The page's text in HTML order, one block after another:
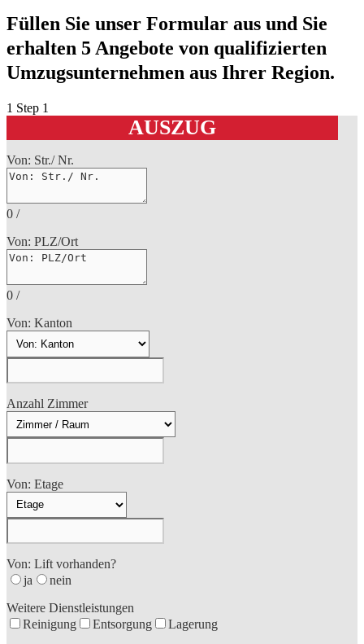
Füllen Sie unser Formular aus und Sie
erhalten 5 Angebote von qualifizierten
Umzugsunternehmen aus Ihrer Region.
1 Step 1
AUSZUG
Von: Str./ Nr.
0 /
Von: PLZ/Ort
0 /
Von: Kanton
Anzahl Zimmer
Von: Etage
Von: Lift vorhanden?
ja
nein
Weitere Dienstleistungen
Reinigung
Entsorgung Lagerung